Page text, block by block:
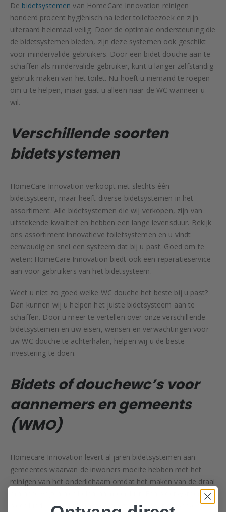
De bidetsystemen van HomeCare Innovation reinigen
honderd procent hygiënisch na ieder toiletbezoek en zijn
uiteraard helemaal veilig. Door de optimale ondersteuning die
de bidetsystemen bieden, zijn deze systemen ook geschikt
voor mindervalide gebruikers. Door een bidet douche aan te
schaffen als mindervalide gebruiker, kunt u langer zelfstandig
gebruik maken van het toilet. Nu hoeft u niemand te roepen
om u te helpen, maar gaat u alleen naar de WC wanneer u
wil.
Verschillende soorten
bidetsystemen
HomeCare Innovation verkoopt niet slechts één
bidetsysteem, maar heeft diverse bidetsystemen in het
assortiment. Alle bidetsystemen die wij verkopen, zijn van
uitstekende kwaliteit en hebben een lange levensduur. Bekijk
ons assortiment innovatieve toiletsystemen en u vindt
eenvoudig en snel een systeem dat bij u past. Goed om te
weten: HomeCare Innovation biedt ook een reparatieservice
aan voor gebruikers van het bidetsysteem.
Weet u niet zo goed welke WC douche het beste bij u past?
Dan kunnen wij u helpen het juiste bidetsysteem aan te
schaffen. Door u meer te vertellen over onze verschillende
bidetsystemen en uw eisen, wensen en verwachtingen voor
uw WC douche te achterhalen, helpen wij u de beste
investering te doen.
Bidets of douchewc’s voor
aannemers en gemeents
(WMO)
Homecare Innovation levert al jaren bidetsystemen aan
gemeentes waarvan de inwoners moeite hebben met het
reinigen van het onderlichaam omdat het maken van de draai
om af te vegen niet helemaal meer lukt. Een bidetsysteem
biedt hierbij vaak uitkomst en zorgt ervoor dat de persoon